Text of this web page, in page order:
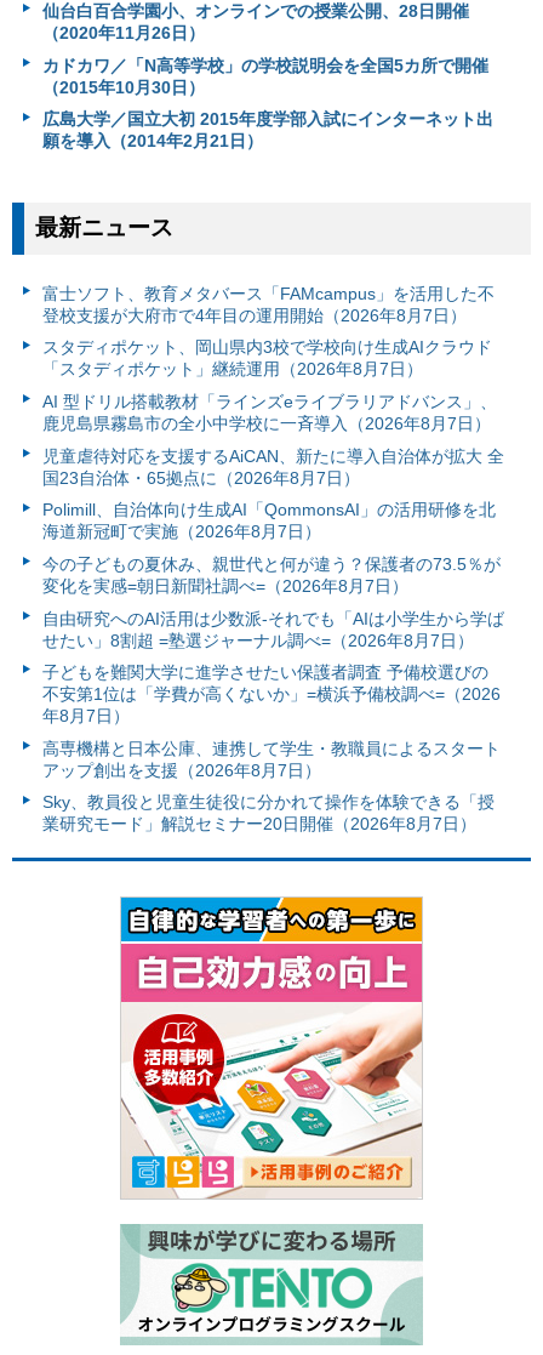
仙台白百合学園小、オンラインでの授業公開、28日開催
（2020年11月26日）
カドカワ／「N高等学校」の学校説明会を全国5カ所で開催
（2015年10月30日）
広島大学／国立大初 2015年度学部入試にインターネット出
願を導入（2014年2月21日）
最新ニュース
富⼠ソフト、教育メタバース「FAMcampus」を活用した不
登校支援が大府市で4年目の運用開始（2026年8月7日）
スタディポケット、岡山県内3校で学校向け生成AIクラウド
「スタディポケット」継続運用（2026年8月7日）
AI 型ドリル搭載教材「ラインズeライブラリアドバンス」、
鹿児島県霧島市の全小中学校に一斉導入（2026年8月7日）
児童虐待対応を支援するAiCAN、新たに導入自治体が拡大 全
国23自治体・65拠点に（2026年8月7日）
Polimill、自治体向け生成AI「QommonsAI」の活用研修を北
海道新冠町で実施（2026年8月7日）
今の子どもの夏休み、親世代と何が違う？保護者の73.5％が
変化を実感=朝日新聞社調べ=（2026年8月7日）
自由研究へのAI活用は少数派-それでも「AIは小学生から学ば
せたい」8割超 =塾選ジャーナル調べ=（2026年8月7日）
子どもを難関大学に進学させたい保護者調査 予備校選びの
不安第1位は「学費が高くないか」=横浜予備校調べ=（2026
年8月7日）
高専機構と日本公庫、連携して学生・教職員によるスタート
アップ創出を支援（2026年8月7日）
Sky、教員役と児童生徒役に分かれて操作を体験できる「授
業研究モード」解説セミナー20日開催（2026年8月7日）